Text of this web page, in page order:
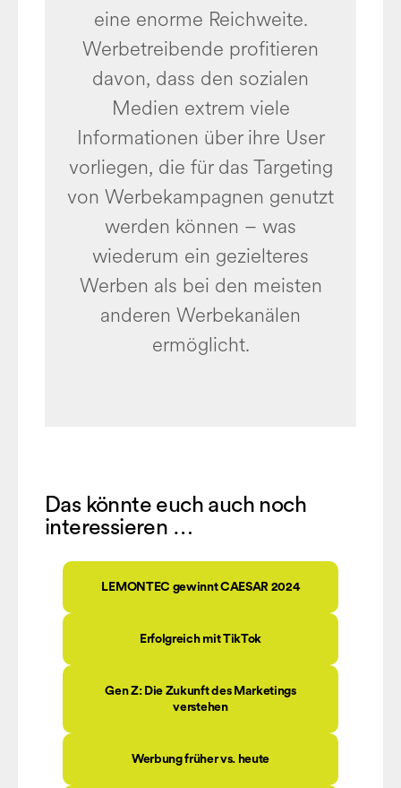
eine enorme Reichweite.
Werbetreibende profitieren
davon, dass den sozialen
Medien extrem viele
Informationen über ihre User
vorliegen, die für das Targeting
von Werbekampagnen genutzt
werden können – was
wiederum ein gezielteres
Werben als bei den meisten
anderen Werbekanälen
ermöglicht.
Das könnte euch auch noch
interessieren …
LEMONTEC gewinnt CAESAR 2024
Erfolgreich mit TikTok
Gen Z: Die Zukunft des Marketings
verstehen
Werbung früher vs. heute